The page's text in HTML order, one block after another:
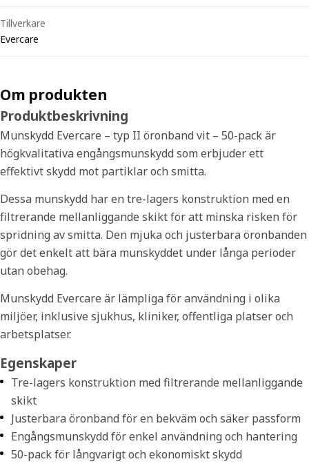
Tillverkare
Evercare
Om produkten
Produktbeskrivning
Munskydd Evercare – typ II öronband vit – 50-pack är
högkvalitativa engångsmunskydd som erbjuder ett
effektivt skydd mot partiklar och smitta.
Dessa munskydd har en tre-lagers konstruktion med en
filtrerande mellanliggande skikt för att minska risken för
spridning av smitta. Den mjuka och justerbara öronbanden
gör det enkelt att bära munskyddet under långa perioder
utan obehag.
Munskydd Evercare är lämpliga för användning i olika
miljöer, inklusive sjukhus, kliniker, offentliga platser och
arbetsplatser.
Egenskaper
Tre-lagers konstruktion med filtrerande mellanliggande
skikt
Justerbara öronband för en bekväm och säker passform
Engångsmunskydd för enkel användning och hantering
50-pack för långvarigt och ekonomiskt skydd